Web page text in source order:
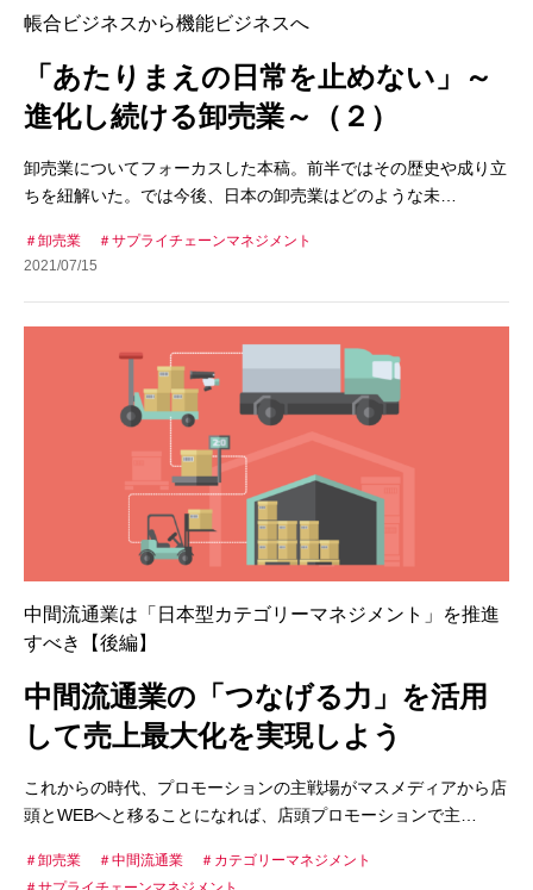
帳合ビジネスから機能ビジネスへ
「あたりまえの日常を止めない」～
進化し続ける卸売業～（２）
卸売業についてフォーカスした本稿。前半ではその歴史や成り立
ちを紐解いた。では今後、日本の卸売業はどのような未…
卸売業
サプライチェーンマネジメント
2021/07/15
中間流通業は「日本型カテゴリーマネジメント」を推進
すべき【後編】
中間流通業の「つなげる力」を活用
して売上最大化を実現しよう
これからの時代、プロモーションの主戦場がマスメディアから店
頭とWEBへと移ることになれば、店頭プロモーションで主…
卸売業 中間流通業
カテゴリーマネジメント